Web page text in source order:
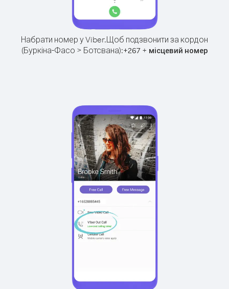
Набрати номер у Viber.Щоб подзвонити за кордон
(Буркіна-Фасо > Ботсвана):+267+ місцевий номер